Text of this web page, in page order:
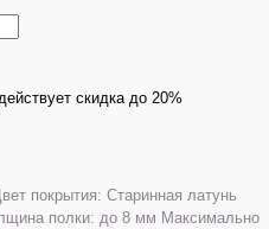
скидка до 20%